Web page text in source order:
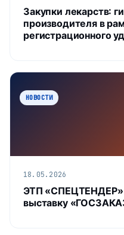
Закупки лекарств:
производителя в
регистрационного
НОВОСТИ
18.05.2026
ЭТП «СПЕЦТЕНДЕР»
выставку